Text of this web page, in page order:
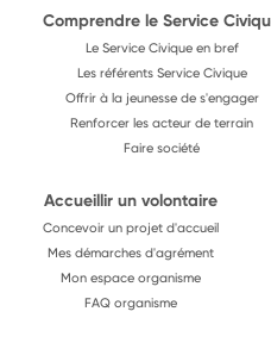
Comprendre le Service
Le Service Civique en bref
Les référents Service Civique
Offrir à la jeunesse de s'engager
Renforcer les acteur de terrain
Faire société
Accueillir un volontaire
Concevoir un projet d'accueil
Mes démarches d'agrément
Mon espace organisme
FAQ organisme